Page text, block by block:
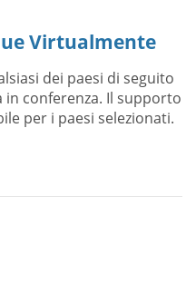
Virtualmente
dei paesi di seguito
conferenza. Il supporto
per i paesi selezionati.